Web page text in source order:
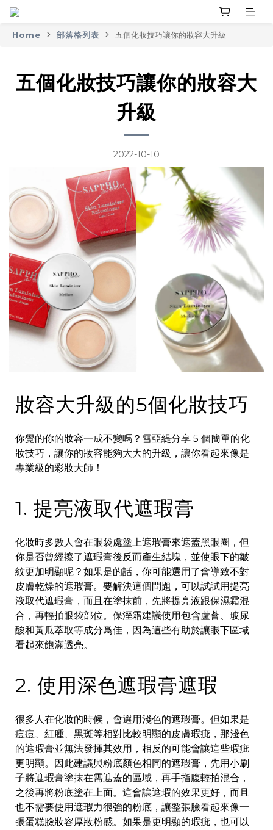
Home 部落格列表 五個化妝技巧讓你的妝容大升級
五個化妝技巧讓你的妝容大
升級
2022-10-10
妝容大升級的5個化妝技巧
你覺的你的妝容一成不變嗎？雪亞緹分享 5 個簡單的化
妝技巧，讓你的妝容能夠大大的升級，讓你看起來像是
專業級的彩妝大師！
1. 提亮液取代遮瑕膏
化妝時多數人會在眼袋處塗上遮瑕膏來遮蓋黑眼圈，但
你是否曾經擦了遮瑕膏後反而產生結塊，並使眼下的皺
紋更加明顯呢？如果是的話，你可能選用了會導致不對
皮膚乾燥的遮瑕膏。要解決這個問題，可以試試用提亮
液取代遮瑕膏，而且在塗抹前，先將提亮液跟保濕霜混
合，再輕拍眼袋部位。保溼霜建議使用包含蘆薈、玻尿
酸和黃瓜萃取等成分爲佳，因為這些有助於讓眼下區域
看起來飽滿透亮。
2. 使用深色遮瑕膏遮瑕
很多人在化妝的時候，會選用淺色的遮瑕膏。但如果是
痘痘、紅腫、黑斑等相對比較明顯的皮膚瑕疵，那淺色
的遮瑕膏並無法發揮其效用，相反的可能會讓這些瑕疵
更明顯。因此建議與粉底顏色相同的遮瑕膏，先用小刷
子將遮瑕膏塗抹在需遮蓋的區域，再手指腹輕拍混合，
之後再將粉底塗在上面。這會讓遮瑕的效果更好，而且
也不需要使用遮瑕力很強的粉底，讓整張臉看起來像一
張蛋糕臉妝容厚妝粉感。如果是更明顯的瑕疵，也可以